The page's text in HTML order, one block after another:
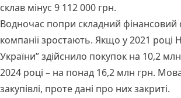
склав мінус 9 112 000 грн.
Водночас попри складний фінансовий
компанії зростають. Якщо у 2021 році
України” здійснило покупок на 10,2
2024 році – на понад 16,2 млн грн.
закупівлі, проте дані про них закриті.